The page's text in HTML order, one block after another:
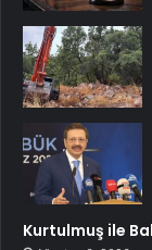
Kurtulmuş ile